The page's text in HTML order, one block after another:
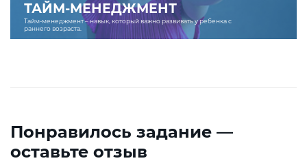
ТАЙМ-МЕНЕДЖМЕНТ
Тайм-менеджмент – навык, который важно развивать у ребенка с
раннего возраста.
Понравилось задание —
оставьте отзыв